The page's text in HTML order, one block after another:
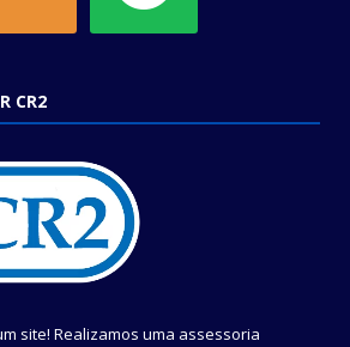
CR2
site! Realizamos uma assessoria